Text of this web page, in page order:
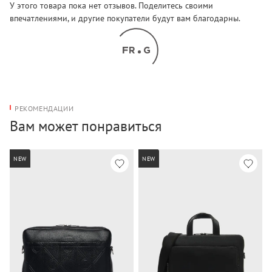
У этого товара пока нет отзывов. Поделитесь своими
впечатлениями, и другие покупатели будут вам благодарны.
РЕКОМЕНДАЦИИ
Вам может понравиться
NEW NEW